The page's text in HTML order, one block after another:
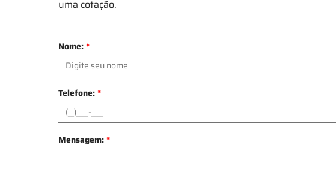
uma cotação.
Nome:*
Telefone:*
Mensagem:*